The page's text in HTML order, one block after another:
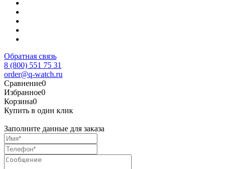
Обратная связь
8 (800) 551 75 31
order@q-watch.ru
Сравнение0
Избранное0
Корзина0
Купить в один клик
Заполните данные для заказа